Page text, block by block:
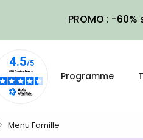
PROMO : -
Programme
Menu Famille